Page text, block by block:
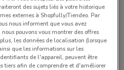
Bihr
des sujets liés à votre historique
externes à Shopfully/Tiendeo. Par
nous informent que vous avez
pouvons vous montrer des offres
les données de localisation (lorsque
que les informations sur les
de l'appareil, peuvent être
tiers afin de comprendre et d'améliorer